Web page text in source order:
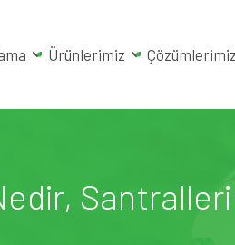
Ürünlerimiz Çözümlerimiz
Santralleri